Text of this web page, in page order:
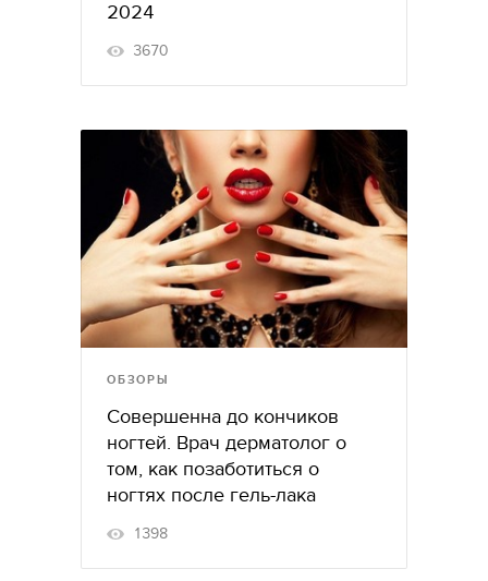
2024
3670
ОБЗОРЫ
Совершенна до кончиков
ногтей. Врач дерматолог о
том, как позаботиться о
ногтях после гель-лака
1398